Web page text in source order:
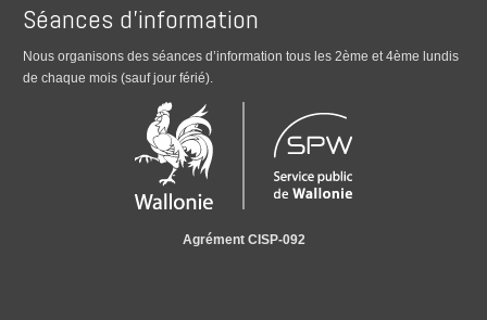
Séances d’information
Nous organisons des séances d’information tous les 2ème et 4ème lundis
de chaque mois (sauf jour férié).
Agrément CISP-092